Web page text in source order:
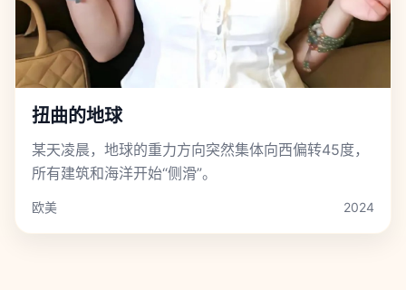
扭曲的地球
某天凌晨，地球的重力方向突然集体向西偏转45度，
所有建筑和海洋开始“侧滑”。
欧美 2024